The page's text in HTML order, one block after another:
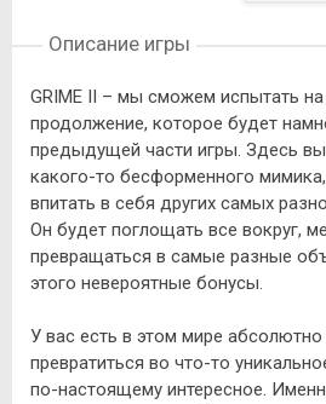
Описание игры
GRIME II – мы сможем испытать на
продолжение, которое будет
предыдущей части игры. Здесь вы
какого-то бесформенного
впитать в себя других самых
Он будет поглощать все вокруг,
превращаться в самые разные
этого невероятные бонусы.
У вас есть в этом мире
превратиться во что-то
по-настоящему интересное.